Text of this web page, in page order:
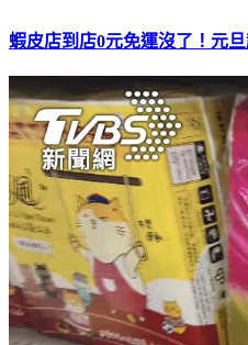
蝦皮店到店0元免運沒了！元